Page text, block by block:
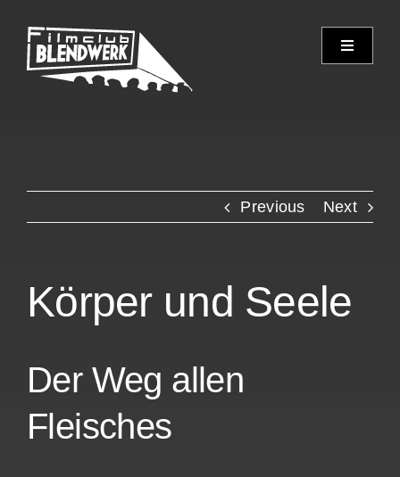
content
Toggle
Verein
Previous Next
Körper und Seele
Der Weg allen
Fleisches